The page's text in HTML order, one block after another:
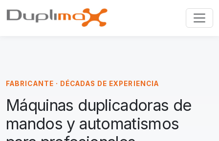
FABRICANTE · DÉCADAS DE EXPERIENCIA
Máquinas duplicadoras de
mandos y automatismos